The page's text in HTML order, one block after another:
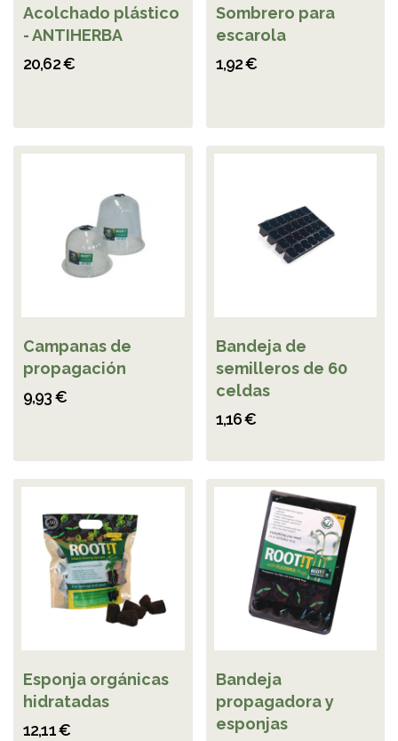
Acolchado plástico
- ANTIHERBA
20,62 €
Sombrero para
escarola
1,92 €
Campanas de
propagación
9,93 €
Bandeja de
semilleros de 60
celdas
1,16 €
Esponja orgánicas
hidratadas
12,11 €
Bandeja
propagadora y
esponjas